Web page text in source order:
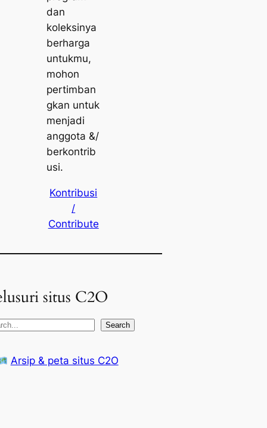
dan
koleksinya
berharga
untukmu,
mohon
pertimban
gkan untuk
menjadi
anggota &/
berkontrib
usi.
Kontribusi
/
Contribute
situs C2O
Search
Arsip & peta situs C2O